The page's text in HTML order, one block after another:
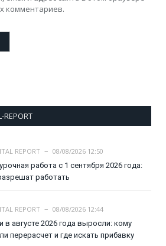
комментариев.
REPORT
08/08/2026 12:50
работа с 1 сентября 2026 года:
работать
REPORT
08/08/2026 12:44
в августе 2026 года выросли: кому
перерасчет и где искать прибавку